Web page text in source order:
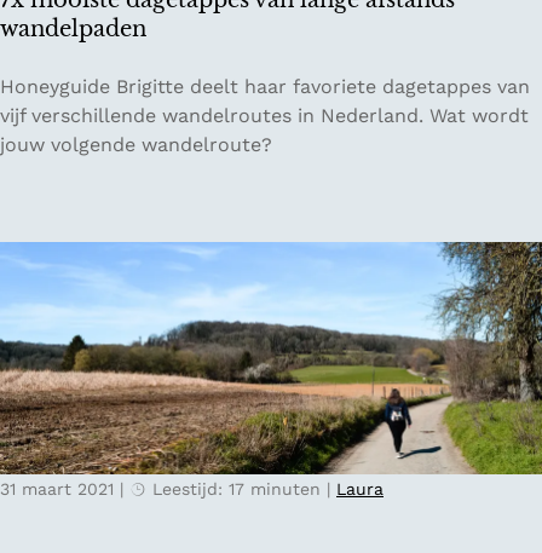
n
c
o
h
n
g
b
i
j
C
h
e
n
t
e
d
t
D
e
l
f
t
wandelpaden
7
x
m
d
a
g
e
t
a
Honeyguide Brigitte deelt haar favoriete dagetappes van
vijf verschillende wandelroutes in Nederland. Wat wordt
jouw volgende wandelroute?
31 maart 2021 | Leestijd: 17 minuten | Laura